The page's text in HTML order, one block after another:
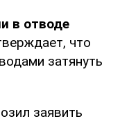
в отводе
что
затянуть
заявить